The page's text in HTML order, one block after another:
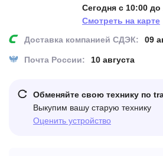
Сегодня с 10:00 до
Смотреть на карте
Доставка компанией СДЭК:
09
Почта России: 10 августа
Обменяйте свою технику по
Выкупим вашу старую технику
Оценить устройство